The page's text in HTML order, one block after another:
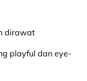
dirawat
playful dan eye-